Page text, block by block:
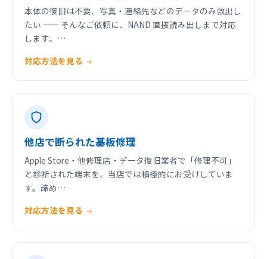
本体の復旧は不要、写真・連絡先などのデータのみ救出し
たい —— そんなご依頼に、NAND 直接読み出しまで対応
します。…
対応方法を見る
他店で断られた基板修理
Apple Store・他修理店・データ復旧業者で「修理不可」
と診断された端末を、当店では積極的にお受けしていま
す。諦め…
対応方法を見る